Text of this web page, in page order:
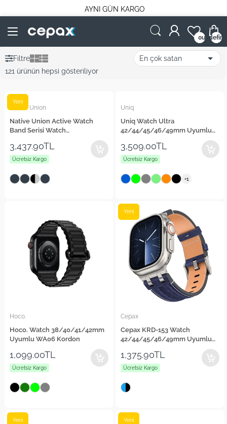
AYNI GÜN KARGO
0
Filtre
121 ürünün hepsi gösteriliyor
Native Union
Native Union Active Watch
Band Serisi Watch
Silikon Kordon
Yeni
3,437.90TL
Ücretsiz Kargo
Uniq
Uniq Watch Ultra
42/44/45/46/49mm Uyumlu
3,509.00TL
Ücretsiz Kargo
+1
Hoco.
Hoco. Watch 38/40/41/42mm
Uyumlu WA06 Kordon
1,099.00TL
Ücretsiz Kargo
Cepax
Cepax KRD-153 Watch
42/44/45/46/49mm Uyumlu
Kot Kumaş Tasarımlı Kordon
Yeni
1,375.90TL
Ücretsiz Kargo
Yeni Yeni